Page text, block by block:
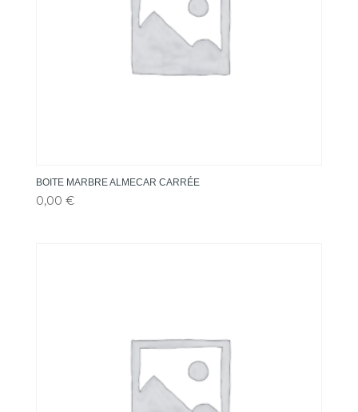
BOITE MARBRE ALMECAR CARRÉE
0,00 €